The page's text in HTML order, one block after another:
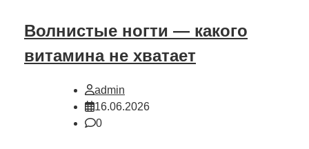
Волнистые ногти — какого
витамина не хватает
admin
16.06.2026
0